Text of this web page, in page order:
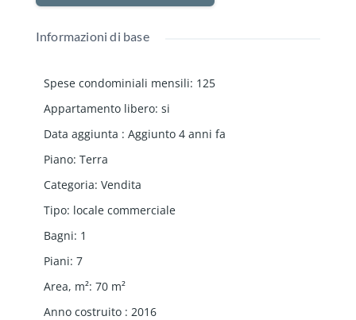
Informazioni di base
Spese condominiali mensili: 125
Appartamento libero: si
Data aggiunta : Aggiunto 4 anni fa
Piano: Terra
Categoria: Vendita
Tipo: locale commerciale
Bagni: 1
Piani: 7
Area, m²: 70 m²
Anno costruito : 2016